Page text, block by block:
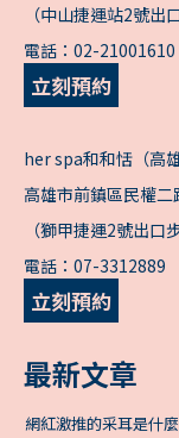
（中山捷運站2號出
電話： 02-21001610
立刻預約
her spa和和恬（高雄
高雄市前鎮區民權二
（獅甲捷運2號出口
電話： 07-3312889
立刻預約
最新文章
網紅激推的采耳是什